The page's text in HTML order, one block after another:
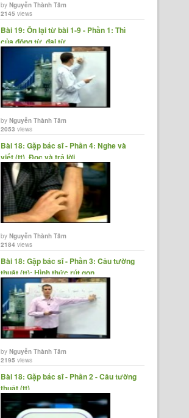
byNguyễn Thành Tâm
2145 views
Bài 19: Ôn lại từ bài 1-9 - Phần 1: Thì
của động từ, đại từ,......
byNguyễn Thành Tâm
2053 views
Bài 18: Gặp bác sĩ - Phần 4: Nghe và
viết (tt), Đọc và trả lời......
byNguyễn Thành Tâm
2184 views
Bài 18: Gặp bác sĩ - Phần 3: Câu tường
thuật (tt); Hình thức rút gọn......
byNguyễn Thành Tâm
2195 views
Bài 18: Gặp bác sĩ - Phần 2 - Câu tường
thuật (tt)